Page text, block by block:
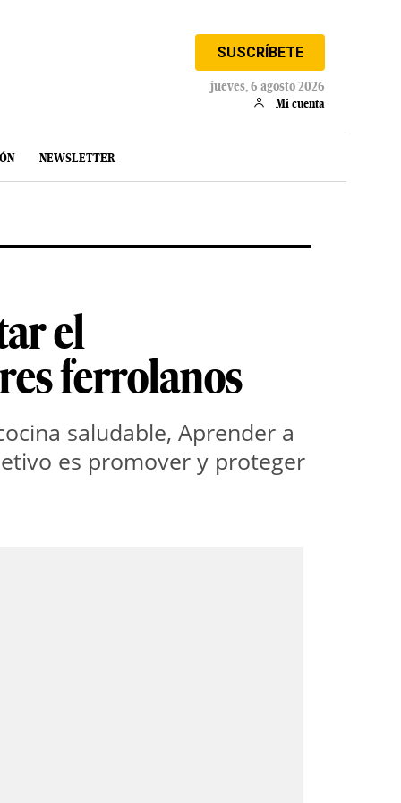
SUSCRÍBETE
jueves, 6 agosto 2026
Mi cuenta
NEWSLETTER
el
ferrolanos
saludable, Aprender a
es promover y proteger